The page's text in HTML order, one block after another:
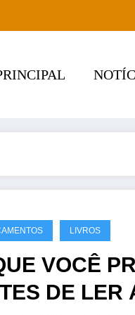
LIVROS
VOCÊ
DE LER